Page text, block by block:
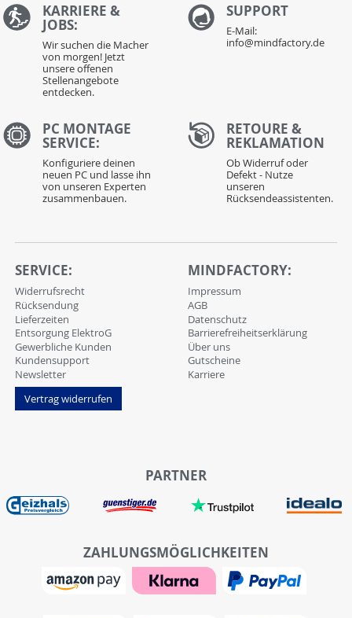
KARRIERE &
JOBS:
Wir suchen die Macher
von morgen! Jetzt
unsere offenen
Stellenangebote
entdecken.
SUPPORT
E-Mail:
info@mindfactory.de
PC MONTAGE
SERVICE:
Konfiguriere deinen
neuen PC und lasse ihn
von unseren Experten
zusammenbauen.
RETOURE &
REKLAMATION
Ob Widerruf oder
Defekt - Nutze
unseren
Rücksendeassistenten.
SERVICE:
Widerrufsrecht
Rücksendung
Lieferzeiten
Entsorgung ElektroG
Gewerbliche Kunden
Kundensupport
Newsletter
Vertrag widerrufen
MINDFACTORY:
Impressum
AGB
Datenschutz
Barrierefreiheitserklärung
Über uns
Gutscheine
Karriere
PARTNER
ZAHLUNGSMÖGLICHKEITEN